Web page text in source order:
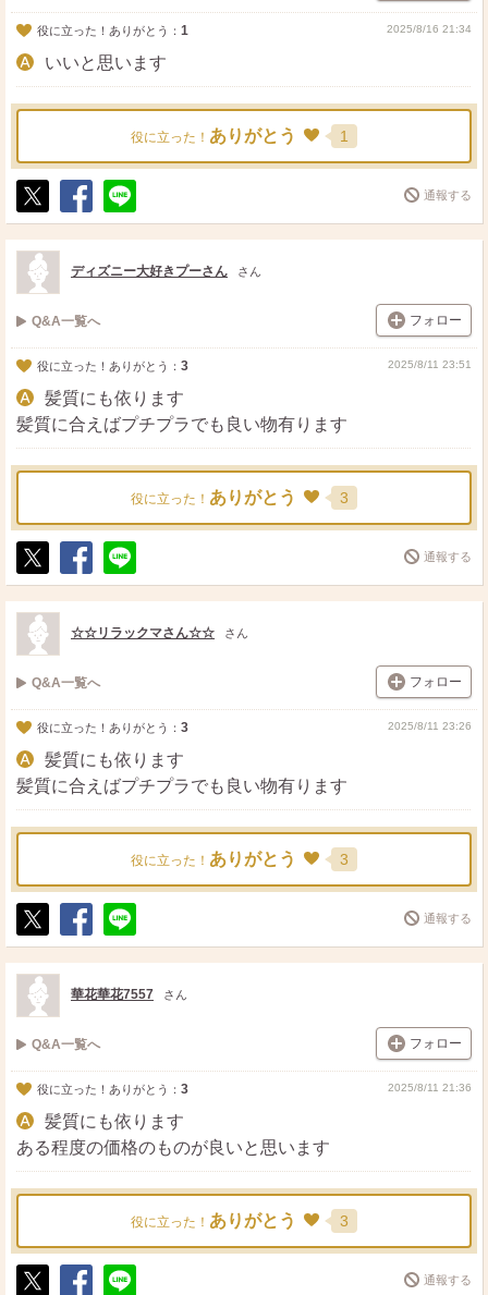
役に立った！ありがとう： 1 2025/8/16 21:34
いいと思います
役に立った！ ありがとう 1
ポ
ス
ト
シ
ェ
送
る
通報する
ディズニー大好きプーさん さん
Q&A一覧へ フォロー
役に立った！ありがとう： 3 2025/8/11 23:51
髪質にも依ります
髪質に合えばプチプラでも良い物有ります
役に立った！ ありがとう 3
ポ
ス
ト
シ
ェ
送
る
通報する
☆☆リラックマさん☆☆ さん
Q&A一覧へ フォロー
役に立った！ありがとう： 3 2025/8/11 23:26
髪質にも依ります
髪質に合えばプチプラでも良い物有ります
役に立った！ ありがとう 3
ポ
ス
ト
シ
ェ
送
る
通報する
華花華花7557 さん
Q&A一覧へ フォロー
役に立った！ありがとう： 3 2025/8/11 21:36
髪質にも依ります
ある程度の価格のものが良いと思います
役に立った！ ありがとう 3
通報する